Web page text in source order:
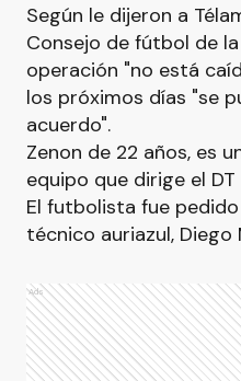
Según le dijeron a
Consejo de fútbol de
operación "no está
los próximos días "se
acuerdo".
Zenon de 22 años, es
equipo que dirige el
El futbolista fue
técnico auriazul, Diego
Ads